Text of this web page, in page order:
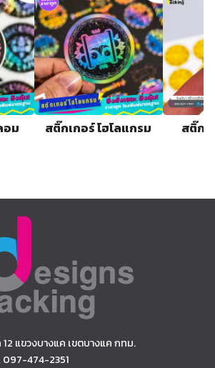
อม สติ๊กเกอร์ โฮโลแกรม สติ๊กเ
แขวงบางแค เขตบางแค กทม.
097-474-2351